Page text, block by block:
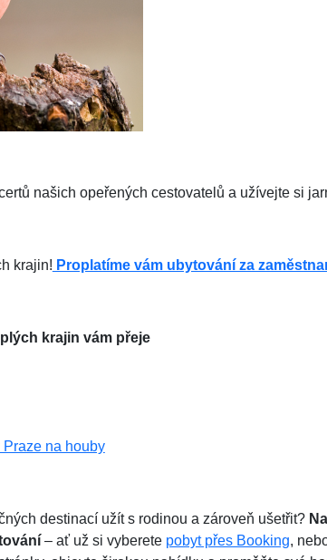
našich opeřených cestovatelů a užívejte si
krajin! Proplatíme vám ubytování za
krajin vám přeje
Praze na houby
destinací užít s rodinou a zároveň ušetřit? Na
– ať už si vyberete pobyt přes Booking,